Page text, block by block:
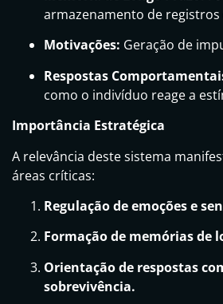
armazenamento de registros
Motivações: Geração de
Respostas
como o indivíduo reage a
Importância Estratégica
A relevância deste sistema
áreas críticas:
Regulação de emoções e
Formação de memórias de
Orientação de respostas
sobrevivência.